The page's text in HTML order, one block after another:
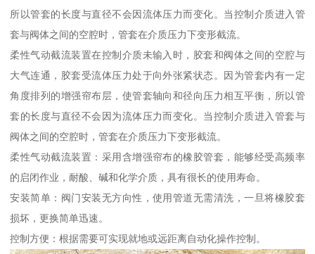
所以管套的长度与直径不会因流体压力而变化。当控制介质进入管
套与阀体之间的空腔时，管套在介质压力下变形截流。
柔性气动截流装置在控制介质未输入时，胶套和阀体之间的空腔与
大气连通，胶套受流体压力处于向外张紧状态。因为管套内有一定
角度排列的增强帘布层，使管套轴向和径向压力相互平衡，所以管
套的长度与直径不会因为流体压力而变化。当控制介质进入管套与
阀体之间的空腔时，管套在介质压力下变形截流。
柔性气动截流装置：采用含增强帘布的橡胶管套，能够经受高频率
的启闭作业，耐酸、碱和化学介质，具有很长的使用寿命。
安装简单：阀门安装无方向性，使用管道无需清洗，一旦将橡胶套
损坏，更换简单迅速。
控制方便：根据需要可实现就地或远距离自动化操作控制。